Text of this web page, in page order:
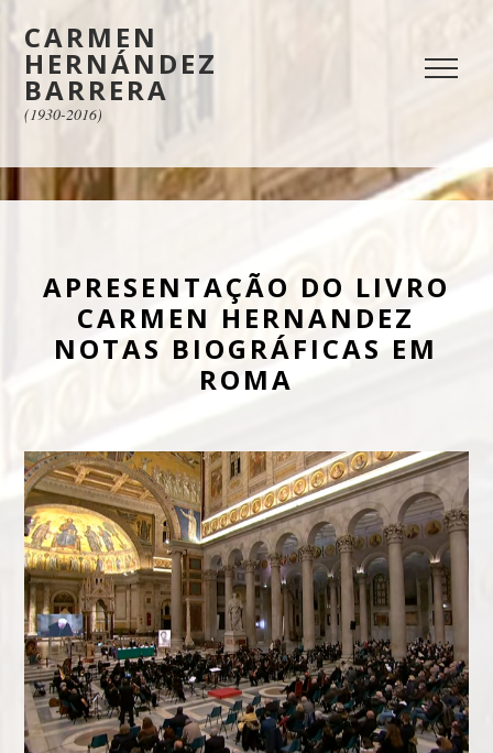
CARMEN
HERNÁNDEZ
BARRERA
(1930-2016)
APRESENTAÇÃO DO LIVRO
CARMEN HERNANDEZ
NOTAS BIOGRÁFICAS EM
ROMA